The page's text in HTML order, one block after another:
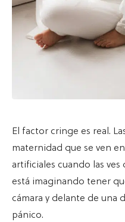
El factor cringe es real.
maternidad que se ven
artificiales cuando las ves
está imaginando tener
cámara y delante de una
pánico.